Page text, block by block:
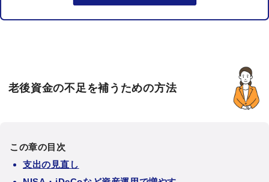
老後資金の不足を補うための方法
この章の目次
支出の見直し